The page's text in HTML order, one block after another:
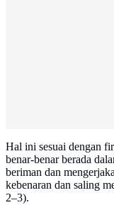
Hal ini sesuai dengan
benar-benar berada
beriman dan
kebenaran dan saling
2–3).